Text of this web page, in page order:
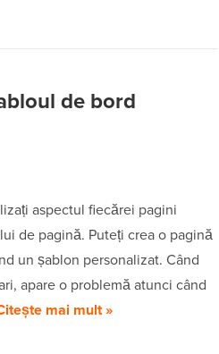
de bord
aspectul fiecărei pagini
de pagină. Puteți crea o pagină
un șablon personalizat. Când
apare o problemă atunci când
mai mult »